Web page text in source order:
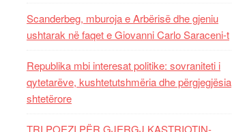
Scanderbeg, mburoja e Arbërisë dhe gjeniu
ushtarak në faqet e Giovanni Carlo Saraceni-t
Republika mbi interesat politike: sovraniteti i
qytetarëve, kushtetutshmëria dhe përgjegjësia
shtetërore
TRI POEZI PËR GJERGJ KASTRIOTIN-